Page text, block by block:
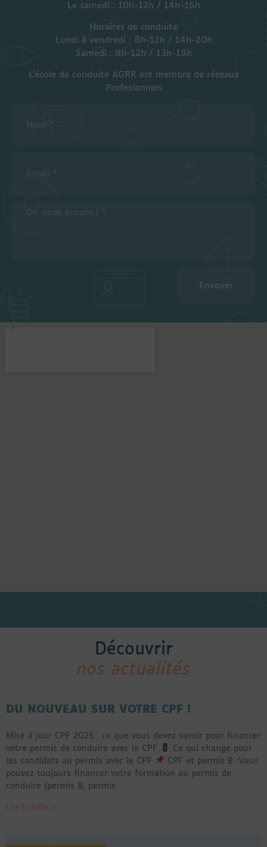
Le samedi : 10h-12h / 14h-16h
Horaires de conduite
Lundi à vendredi : 8h-12h / 14h-20h
Samedi : 8h-12h / 13h-18h
L’école de conduite AGRR est membre de réseaux
Profesionnels
Envoyer
Découvrir
nos actualités
DU NOUVEAU SUR VOTRE CPF !
Mise à jour CPF 2025 : ce que vous devez savoir pour financer
votre permis de conduire avec le CPF
Ce qui change pour
les candidats au permis avec le CPF
CPF et permis B :Vous
pouvez toujours financer votre formation au permis de
conduire (permis B, permis
Lire la suite »